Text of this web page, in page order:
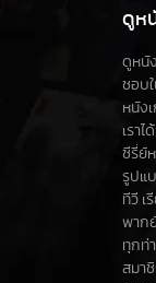
ดูห
ดูหนั
ชอบ
หนัง
เรา
ซีรี่ย์
รูปแ
ทีวี เ
พาก
ทุกท่
สมา